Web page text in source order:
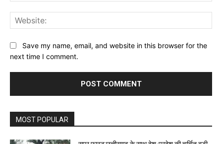
Save my name, email, and website in this browser for the
next time I comment.
MOST POPULAR